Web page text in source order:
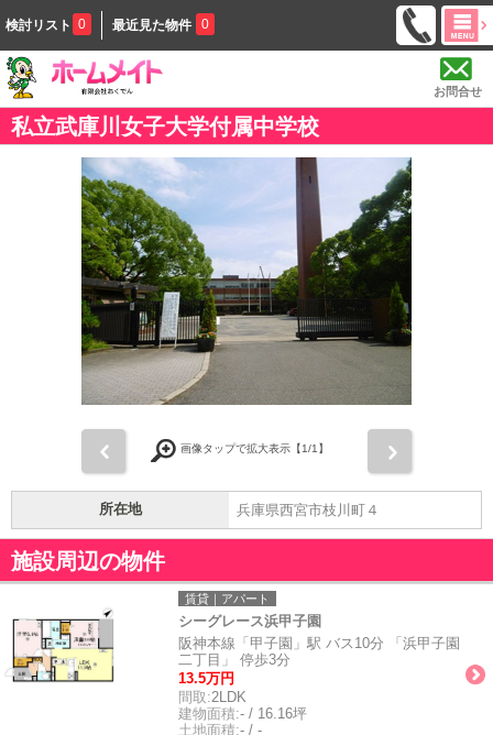
検討リスト 0 最近見た物件 0
お問合せ
私立武庫川女子大学付属中学校
画像タップで拡大表示【1/1】
所在地 兵庫県西宮市枝川町４
施設周辺の物件
賃貸｜アパート
シーグレース浜甲子園
阪神本線「甲子園」駅 バス10分 「浜甲子園
二丁目」 停歩3分
13.5万円
間取:2LDK
建物面積:- / 16.16坪
土地面積:- / -